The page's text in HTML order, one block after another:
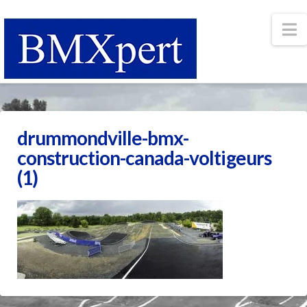
drummondville-bmx-
construction-canada-voltigeurs
(1)